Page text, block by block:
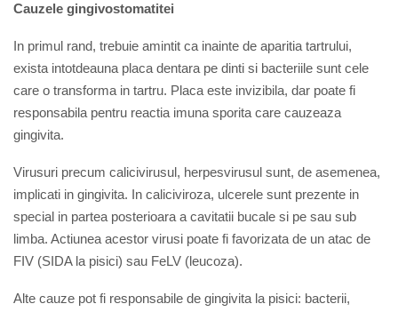
Cauzele gingivostomatitei
In primul rand, trebuie amintit ca inainte de aparitia tartrului,
exista intotdeauna placa dentara pe dinti si bacteriile sunt cele
care o transforma in tartru. Placa este invizibila, dar poate fi
responsabila pentru reactia imuna sporita care cauzeaza
gingivita.
Virusuri precum calicivirusul, herpesvirusul sunt, de asemenea,
implicati in gingivita. In caliciviroza, ulcerele sunt prezente in
special in partea posterioara a cavitatii bucale si pe sau sub
limba. Actiunea acestor virusi poate fi favorizata de un atac de
FIV (SIDA la pisici) sau FeLV (leucoza).
Alte cauze pot fi responsabile de gingivita la pisici: bacterii,